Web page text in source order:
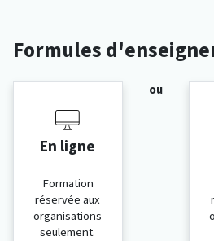
Formules
En ligne
Formation
réservée aux
organisations
seulement.
ou